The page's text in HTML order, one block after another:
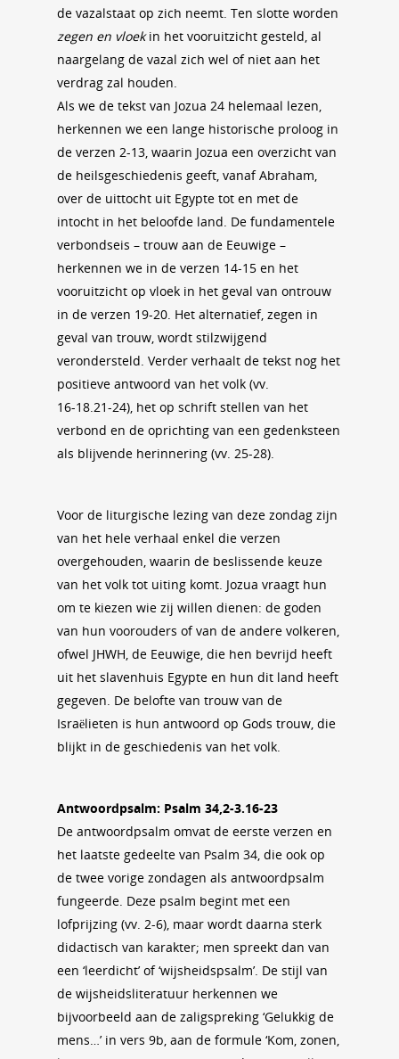
de vazalstaat op zich neemt. Ten slotte worden
zegen en vloekin het vooruitzicht gesteld, al
naargelang de vazal zich wel of niet aan het
verdrag zal houden.
Als we de tekst van Jozua 24 helemaal lezen,
herkennen we een lange historische proloog in
de verzen 2‑13, waarin Jozua een overzicht van
de heilsgeschiedenis geeft, vanaf Abraham,
over de uittocht uit Egypte tot en met de
intocht in het beloofde land. De fundamentele
verbondseis – trouw aan de Eeuwige –
herkennen we in de verzen 14‑15 en het
vooruitzicht op vloek in het geval van ontrouw
in de verzen 19‑20. Het alternatief, zegen in
geval van trouw, wordt stilzwijgend
verondersteld. Verder verhaalt de tekst nog het
positieve antwoord van het volk (vv.
16‑18.21‑24), het op schrift stellen van het
verbond en de oprichting van een gedenksteen
als blijvende herinnering (vv. 25‑28).
Voor de liturgische lezing van deze zondag zijn
van het hele verhaal enkel die verzen
overgehouden, waarin de beslissende keuze
van het volk tot uiting komt. Jozua vraagt hun
om te kiezen wie zij willen dienen: de goden
van hun voorouders of van de andere volkeren,
ofwel JHWH, de Eeuwige, die hen bevrijd heeft
uit het slavenhuis Egypte en hun dit land heeft
gegeven. De belofte van trouw van de
Israëlieten is hun antwoord op Gods trouw, die
blijkt in de geschiedenis van het volk.
Antwoordpsalm: Psalm 34,2-3.16-23
De antwoordpsalm omvat de eerste verzen en
het laatste gedeelte van Psalm 34, die ook op
de twee vorige zondagen als antwoordpsalm
fungeerde. Deze psalm begint met een
lofprijzing (vv. 2-6), maar wordt daarna sterk
didactisch van karakter; men spreekt dan van
een ‘leerdicht’ of ‘wijsheidspsalm’. De stijl van
de wijsheidsliteratuur herkennen we
bijvoorbeeld aan de zaligspreking ‘Gelukkig de
mens…’ in vers 9b, aan de formule ‘Kom, zonen,